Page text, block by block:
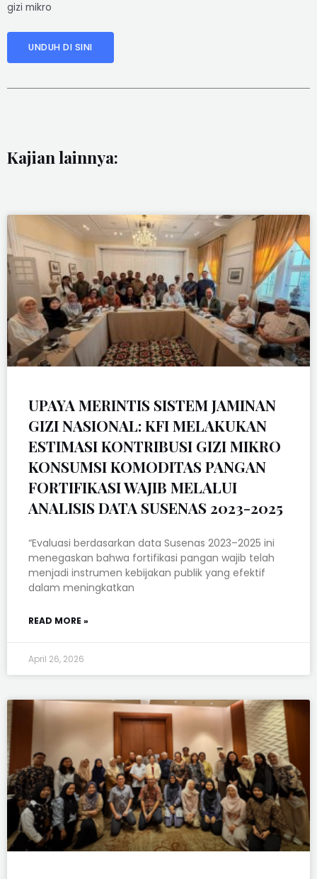
gizi mikro
UNDUH DI SINI
Kajian lainnya:
UPAYA MERINTIS SISTEM JAMINAN
GIZI NASIONAL: KFI MELAKUKAN
ESTIMASI KONTRIBUSI GIZI MIKRO
KONSUMSI KOMODITAS PANGAN
FORTIFIKASI WAJIB MELALUI
ANALISIS DATA SUSENAS 2023-2025
“Evaluasi berdasarkan data Susenas 2023–2025 ini
menegaskan bahwa fortifikasi pangan wajib telah
menjadi instrumen kebijakan publik yang efektif
dalam meningkatkan
READ MORE »
April 26, 2026